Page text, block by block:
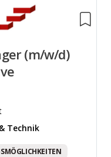
(m/w/d)
Technik